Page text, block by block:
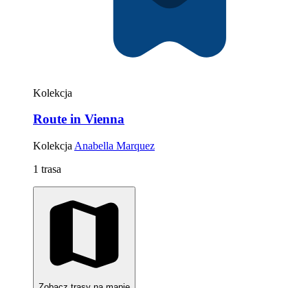
Kolekcja
Route in Vienna
Kolekcja Anabella Marquez
1 trasa